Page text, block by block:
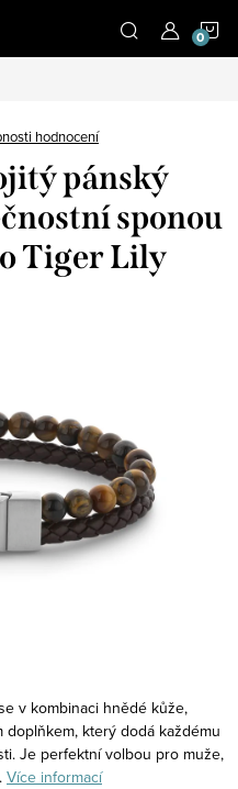
hodnocení
pánský
sponou
Tiger Lily
v kombinaci hnědé kůže,
který dodá každému
Je perfektní volbou pro muže,
Více informací